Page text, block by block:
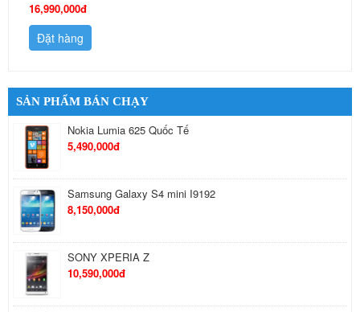
16,990,000đ
Đặt hàng
SẢN PHẨM BÁN CHẠY
Nokia Lumia 625 Quốc Tế
5,490,000đ
Samsung Galaxy S4 mini I9192
8,150,000đ
SONY XPERIA Z
10,590,000đ